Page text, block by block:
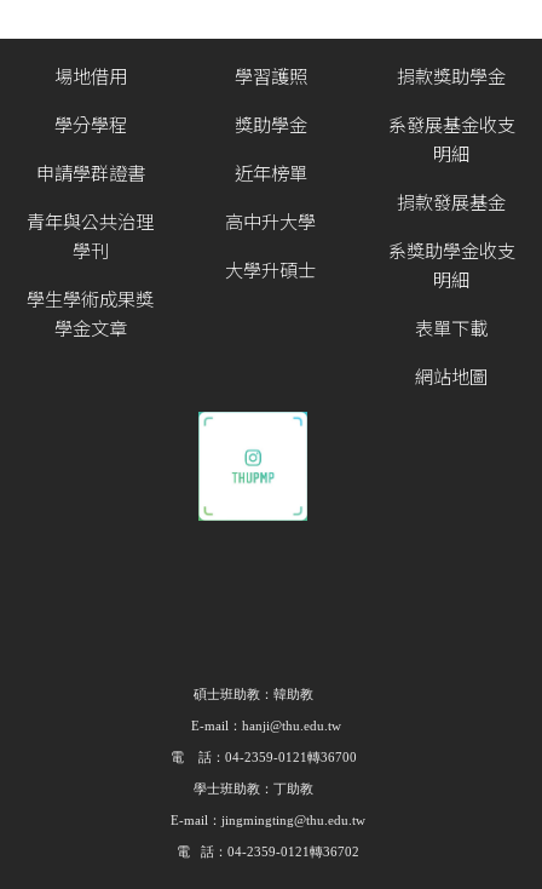
場地借用
學分學程
申請學群證書
青年與公共治理
學刊
學生學術成果獎
學金文章
學習護照
獎助學金
近年榜單
高中升大學
大學升碩士
捐款獎助學金
系發展基金收支
明細
捐款發展基金
系獎助學金收支
明細
表單下載
網站地圖
碩士班助教：韓助教
E-mail：hanji@thu.edu.tw
電 話：04-2359-0121轉36700
學士班助教：丁助教
E-mail：jingmingting@thu.edu.tw
電 話：04-2359-0121轉36702